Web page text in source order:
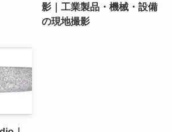
影｜工業製品・機械・設備
の現地撮影